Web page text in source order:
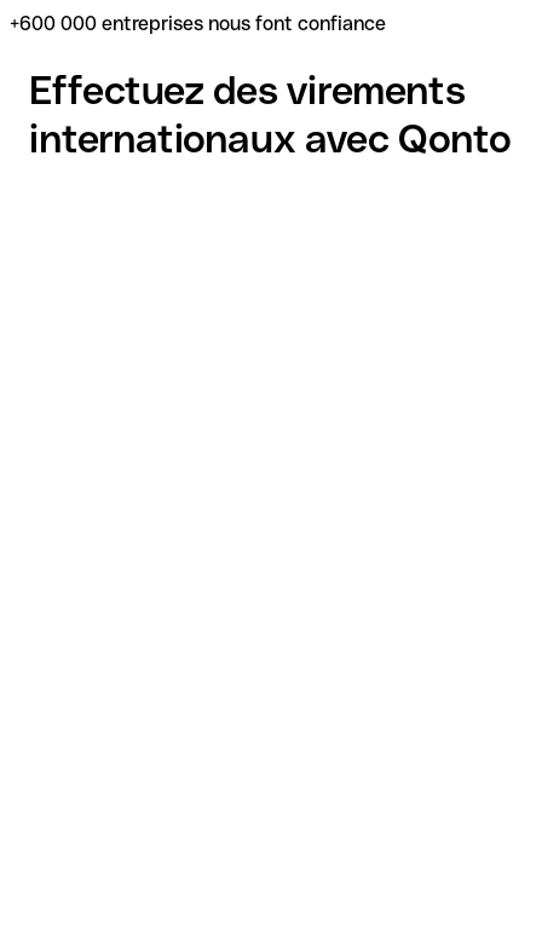
+600 000 entreprises nous font confiance
Effectuez des virements
internationaux avec Qonto